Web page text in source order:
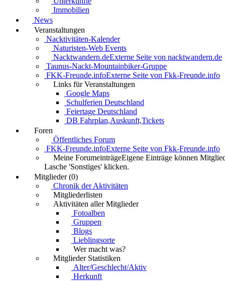
Immobilien
News
Veranstaltungen
Nacktivitäten-Kalender
Naturisten-Web Events
Nacktwandern.deExterne Seite von nacktwandern.de
Taunus-Nackt-Mountainbiker-Gruppe
FKK-Freunde.infoExterne Seite von Fkk-Freunde.info
Links für Veranstaltungen
Google Maps
Schulferien Deutschland
Feiertage Deutschland
DB Fahrplan,Auskunft,Tickets
Foren
Öffentliches Forum
FKK-Freunde.infoExterne Seite von Fkk-Freunde.info
Meine ForumeinträgeEigene Einträge können
Lasche 'Sonstiges' klicken.
Mitglieder (0)
Chronik der Aktivitäten
Mitgliederlisten
Aktivitäten aller Mitglieder
Fotoalben
Gruppen
Blogs
Lieblingsorte
Wer macht was?
Mitglieder Statistiken
Alter/Geschlecht/Aktiv
Herkunft